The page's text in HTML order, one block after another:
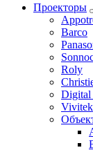
Проекторы
Barco
Roly
Digital
Vivitek